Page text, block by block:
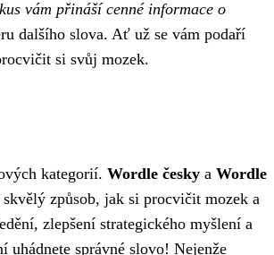
vám přináší cenné informace o
dalšího slova. Ať už se vám podaří
si svůj mozek.
kategorií. Wordle česky a Wordle
způsob, jak si procvičit mozek a
zlepšení strategického myšlení a
správné slovo! Nejenže